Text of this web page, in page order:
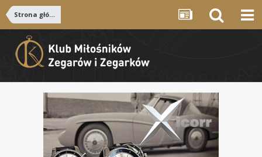
Strona główna